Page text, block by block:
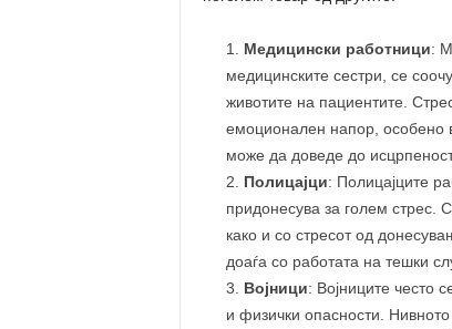
Медицински работници:
медицинските сестри, се
животите на пациентите.
емоционален напор, особено
може да доведе до
Полицајци: Полицајците
придонесува за голем стрес.
како и со стресот од
доаѓа со работата на тешки
Војници: Војниците често
и физички опасности.